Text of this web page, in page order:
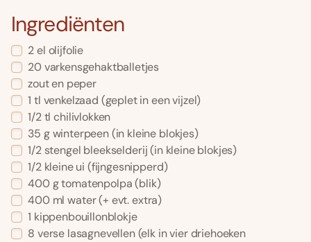
Ingrediënten
2el olijfolie
20 varkensgehaktballetjes
zout en peper
1 tl venkelzaad (geplet in een vijzel)
1/2 tl chilivlokken
35 g winterpeen(in kleine blokjes)
1/2 stengel bleekselderij(in kleine blokjes)
1/2 kleine ui (fijngesnipperd)
400 gtomatenpolpa(blik)
400 ml water(+ evt. extra)
1 kippenbouillonblokje
8 verse lasagnevellen(elk in vier driehoeken